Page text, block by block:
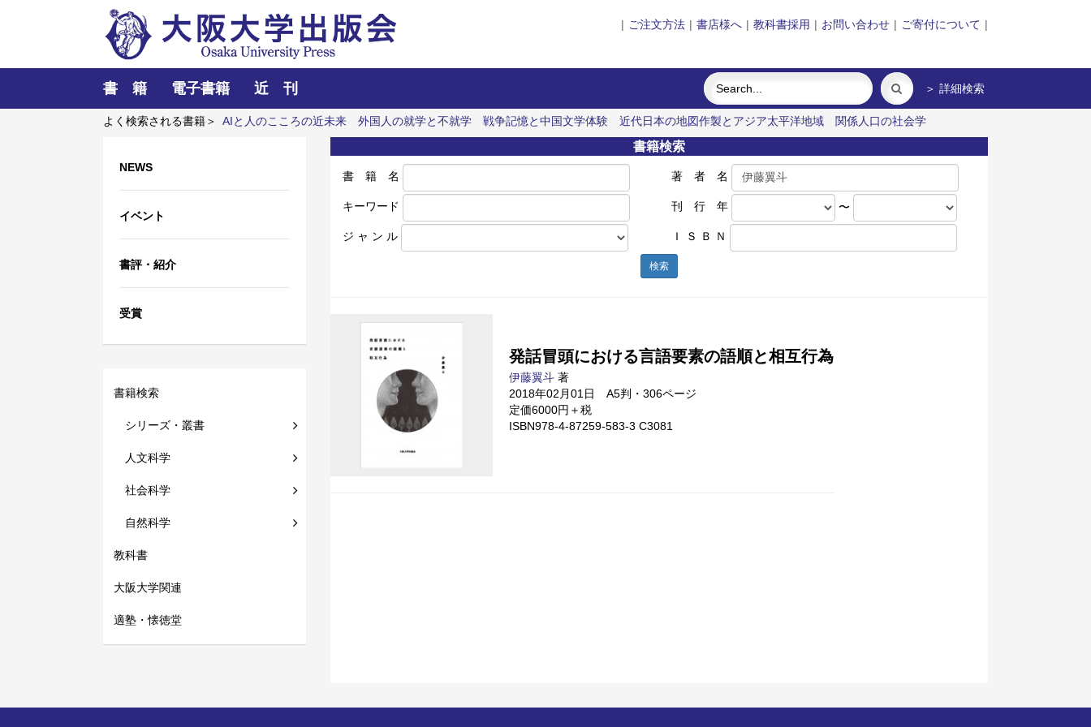
| ご注文方法 | 書店様へ | 教科書採用 | お問い合わせ | ご寄付について |
書 籍 電子書籍 近 刊 ＞ 詳細検索
よく検索される書籍＞ AIと人のこころの近未来 外国人の就学と不就学 戦争記憶と中国文学体験 近代日本の地図作製とアジア太平洋地域
関係人口の社会学
NEWS
イベント
書評・紹介
受賞
書籍検索
シリーズ・叢書
人文科学
社会科学
自然科学
教科書
大阪大学関連
適塾・懐徳堂
書籍検索
書 籍 名 著 者 名
キーワード 刊 行 年 〜
ジ ャ ン ル Ｉ Ｓ Ｂ Ｎ
検索
発話冒頭における言語要素の語順と相互行為
伊藤翼斗 著
2018年02月01日 A5判・306ページ
定価6000円＋税
ISBN978-4-87259-583-3 C3081